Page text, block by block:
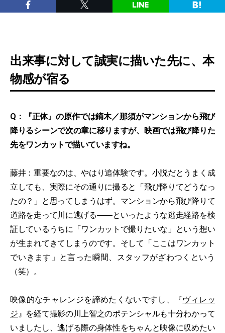
出来事に対して誠実に描いた先に、本
物感が宿る
Q：『正体』の原作では鏑木／那須がマンションから飛び
降りるシーンで次の章に移りますが、映画では飛び降りた
先をワンカットで描いていますね。
藤井：重要なのは、やはり追体験です。小説だとうまく成
立しても、実際にその通りに撮ると「飛び降りてどうなっ
たの？」と思ってしまうはず。マンションから飛び降りて
道路を走って川に逃げる――といったような逃走経路を検
証しているうちに「ワンカットで撮りたいな」という想い
が生まれてきてしまうのです。そして「ここはワンカット
でいきます」と言った瞬間、スタッフがざわつくという
（笑）。
映像的なチャレンジを諦めたくないですし、『ヴィレッ
ジ』を経て撮影の川上智之のポテンシャルも十分わかって
いましたし、逃げる際の身体性をちゃんと映像に収めたい